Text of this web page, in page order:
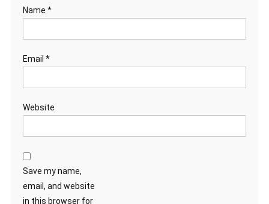
Name *
Email *
Website
Save my name,
email, and website
in this browser for